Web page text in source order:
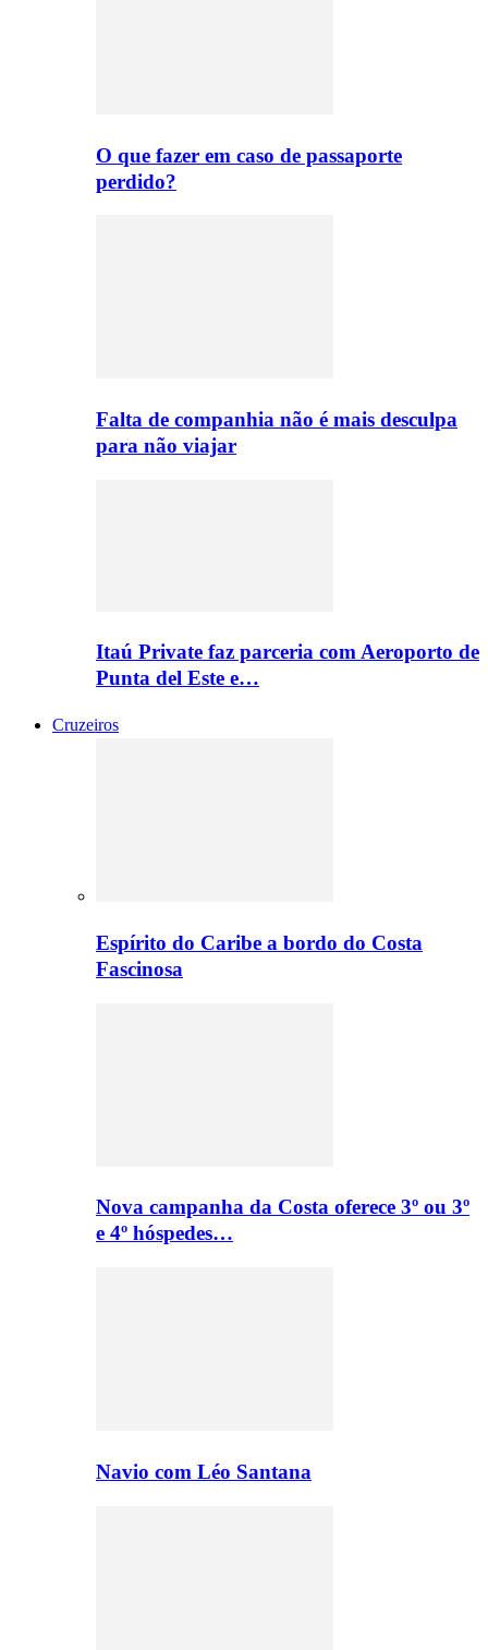
O que fazer em caso de passaporte
perdido?
Falta de companhia não é mais desculpa
para não viajar
Itaú Private faz parceria com Aeroporto de
Punta del Este e…
Cruzeiros
Espírito do Caribe a bordo do Costa
Fascinosa
Nova campanha da Costa oferece 3º ou 3º
e 4º hóspedes…
Navio com Léo Santana